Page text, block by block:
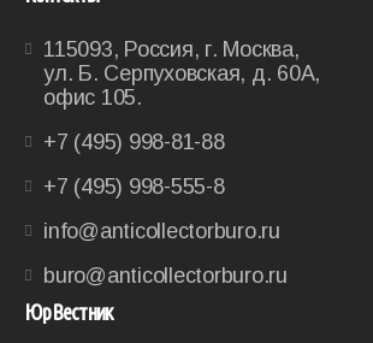
115093, Россия, г. Москва,
ул. Б. Серпуховская, д. 60А,
офис 105.
+7 (495) 998-81-88
+7 (495) 998-555-8
info@anticollectorburo.ru
buro@anticollectorburo.ru
ЮрВестник